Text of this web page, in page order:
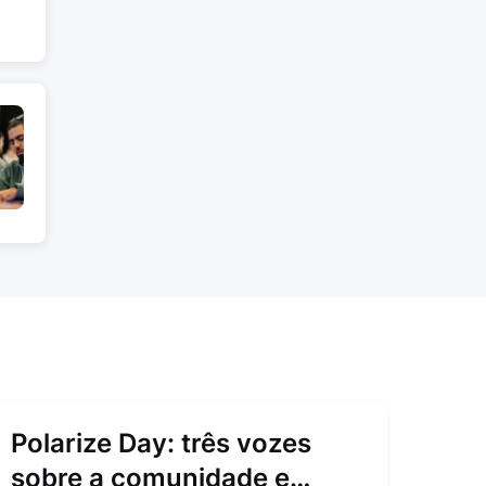
Polarize Day: três vozes
sobre a comunidade e